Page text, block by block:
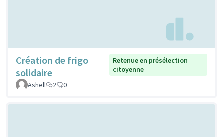
Création de frigo
solidaire
Retenue en présélection
citoyenne
Ashell
2 0